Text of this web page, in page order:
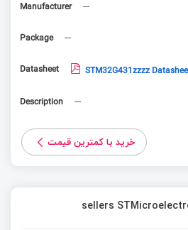
Manufacturer
---
Package ---
Datasheet STM32G431zzzz
Description ---
خرید با کمترین قیمت
sellers